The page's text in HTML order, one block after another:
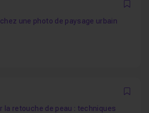
une photo de paysage urbain
la retouche de peau : techniques